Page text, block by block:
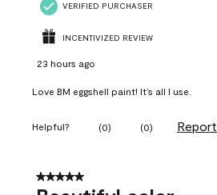
VERIFIED PURCHASER
INCENTIVIZED REVIEW
23 hours ago
Love BM eggshell paint! It’s all I use.
Helpful? (0) (0) Report
5 out of 5 stars.